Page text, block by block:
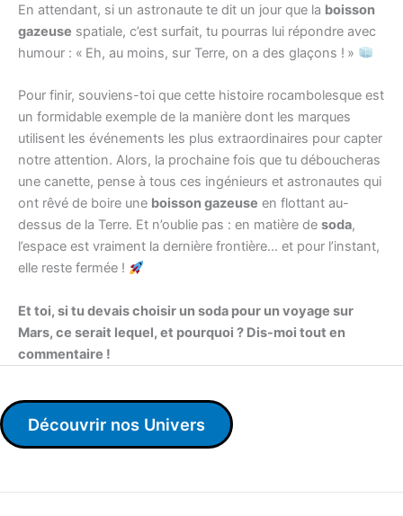
En attendant, si un astronaute te dit un jour que la boisson
gazeuse spatiale, c’est surfait, tu pourras lui répondre avec
humour : « Eh, au moins, sur Terre, on a des glaçons ! »
Pour finir, souviens-toi que cette histoire rocambolesque est
un formidable exemple de la manière dont les marques
utilisent les événements les plus extraordinaires pour capter
notre attention. Alors, la prochaine fois que tu déboucheras
une canette, pense à tous ces ingénieurs et astronautes qui
ont rêvé de boire une boisson gazeuse en flottant au-
dessus de la Terre. Et n’oublie pas : en matière de soda,
l’espace est vraiment la dernière frontière… et pour l’instant,
elle reste fermée !
Et toi, si tu devais choisir un soda pour un voyage sur
Mars, ce serait lequel, et pourquoi ? Dis-moi tout en
commentaire !
Découvrir nos Univers